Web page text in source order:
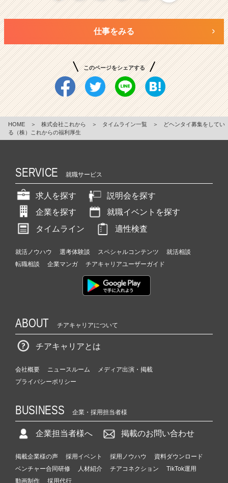
仕事をみる
このページをシェアする
HOME ＞ 株式会社これから ＞ タイムライン一覧 ＞
どヘンタイ募集をしてい
る（株）これからの福利厚生
SERVICE 就職サービス
求人を探す
説明会を探す
企業を探す
就職イベントを探す
タイムライン
適性検査
就活ノウハウ 選考体験談 スペシャルコンテンツ
就活相談
転職相談
企業マンガ チアキャリアユーザーガイド
ABOUT チアキャリアについて
チアキャリアとは
会社概要 ニュースルーム
メディア出演・掲載
プライバシーポリシー
BUSINESS 企業・採用担当者様
企業担当者様へ 掲載のお問い合わせ
掲載企業様の声 採用イベント 採用ノウハウ
資料ダウンロード
ベンチャー合同研修
人材紹介 チアコネクション
TikTok運用
動画制作
採用代行